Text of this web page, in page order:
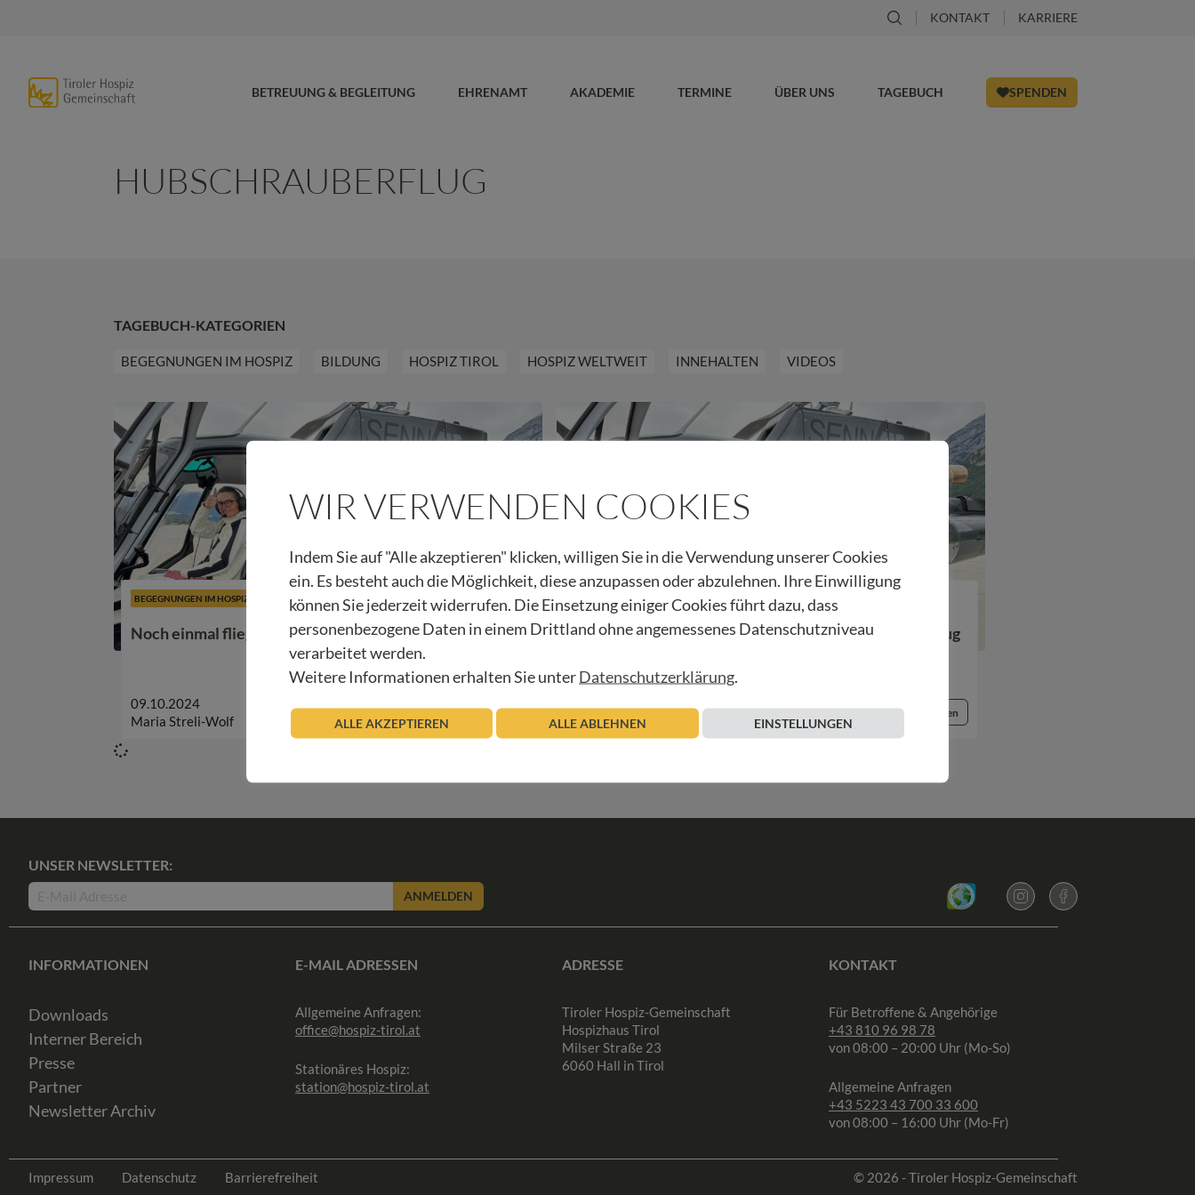
KONTAKT KARRIERE
BETREUUNG & BEGLEITUNG EHRENAMT AKADEMIE TERMINE ÜBER UNS TAGEBUCH SPENDEN
HUBSCHRAUBERFLUG
TAGEBUCH-KATEGORIEN
BEGEGNUNGEN IM HOSPIZ BILDUNG HOSPIZ TIROL HOSPIZ WELTWEIT INNEHALTEN VIDEOS
BEGEGNUNGEN IM HOSPIZ
Noch einmal fliegen, …
09.10.2024
Maria Streli-Wolf
Beitrag lesen
BEGEGNUNGEN IM HOSPIZ
Ein letzter Wunsch geht in Erfüllung: Hubschrauberflug
Urban Regensburger
Beitrag lesen
UNSER NEWSLETTER:
ANMELDEN
INFORMATIONEN
Downloads
Interner Bereich
Presse
Partner
Newsletter Archiv
E-MAIL ADRESSEN
Allgemeine Anfragen:
office@hospiz-tirol.at
Stationäres Hospiz:
station@hospiz-tirol.at
ADRESSE
Tiroler Hospiz-Gemeinschaft
Hospizhaus Tirol
Milser Straße 23
6060 Hall in Tirol
KONTAKT
Für Betroffene & Angehörige
+43 810 96 98 78
von 08:00 – 20:00 Uhr (Mo-So)
Allgemeine Anfragen
+43 5223 43 700 33 600
von 08:00 – 16:00 Uhr (Mo-Fr)
Impressum Datenschutz Barrierefreiheit © 2026 - Tiroler Hospiz-Gemeinschaft
WIR VERWENDEN COOKIES
Indem Sie auf "Alle akzeptieren" klicken, willigen Sie in die Verwendung unserer Cookies
ein. Es besteht auch die Möglichkeit, diese anzupassen oder abzulehnen. Ihre Einwilligung
können Sie jederzeit widerrufen. Die Einsetzung einiger Cookies führt dazu, dass
personenbezogene Daten in einem Drittland ohne angemessenes Datenschutzniveau
verarbeitet werden.
Weitere Informationen erhalten Sie unterDatenschutzerklärung.
ALLE AKZEPTIEREN ALLE ABLEHNEN EINSTELLUNGEN